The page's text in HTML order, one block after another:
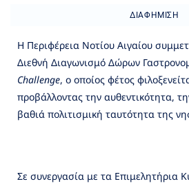
ΔΙΑΦΉΜΙΣΗ
Η Περιφέρεια Νοτίου Αιγαίου
Διεθνή Διαγωνισμό Δώρων
Challenge, ο οποίος φέτος
προβάλλοντας την αυθεντικότητα,
βαθιά πολιτισμική ταυτότητα της
Σε συνεργασία με τα Επιμελητήρια